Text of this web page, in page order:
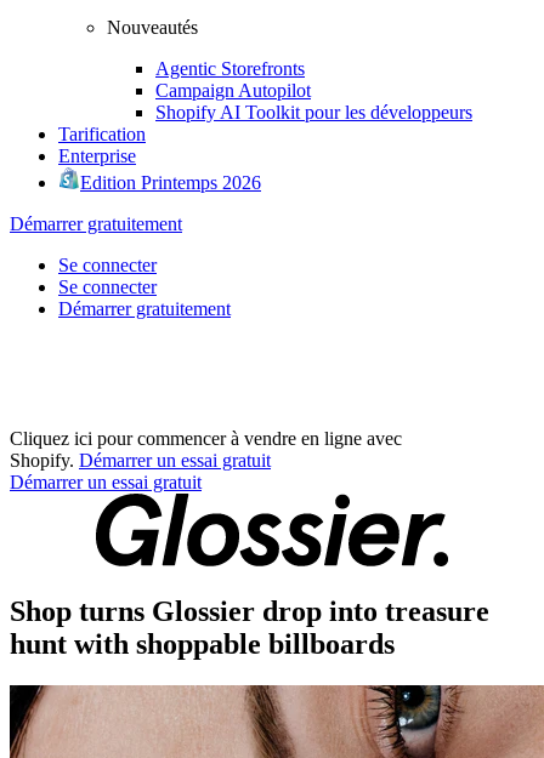
Nouveautés
Agentic Storefronts
Campaign Autopilot
Shopify AI Toolkit pour les développeurs
Tarification
Enterprise
Edition Printemps 2026
Démarrer gratuitement
Se connecter
Se connecter
Démarrer gratuitement
Cliquez ici pour commencer à vendre en ligne avec
Shopify. Démarrer un essai gratuit
Démarrer un essai gratuit
Shop turns Glossier drop into treasure
hunt with shoppable billboards